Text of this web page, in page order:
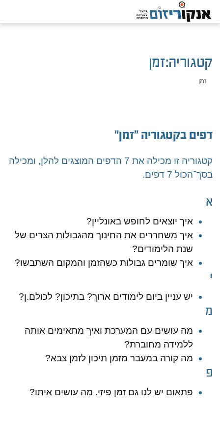
קטגוריה:זמן
זמן
דפים בקטגוריה "זמן"
קטגוריה זו מכילה את 7 הדפים המוצגים להלן, ומכילה
בסך־הכול 7 דפים.
א
איך יוצאים לחופש באונליין?
איך משחררים את החינוך מהגבולות הצרים של
שנת הלימודים?
איך שומרים גבולות כשהזמן והמקום השתבשו?
י
יש עניין ביום לימודים ארוך? בתיכון? לכולם.ן?
מ
מה עושים עם המערכת ואיך מתאימים אותה
ללמידה מחוברת?
מה קורה במעבר מזמן תיכון לזמן צבא?
פ
פתאום יש לנו גם זמן פיזי. מה עושים איתו?